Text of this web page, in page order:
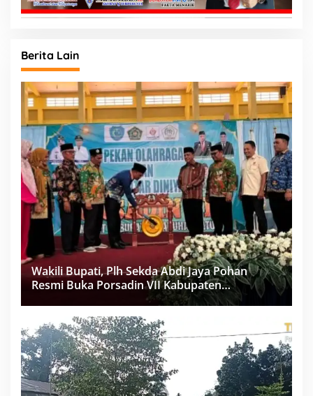
Berita Lain
Wakili Bupati, Plh Sekda Abdi Jaya Pohan
Resmi Buka Porsadin VII Kabupaten